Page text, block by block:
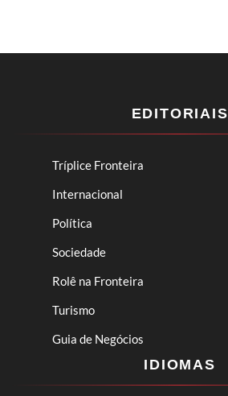
EDITORIAIS
Tríplice Fronteira
Internacional
Política
Sociedade
Rolê na Fronteira
Turismo
Guia de Negócios
IDIOMAS